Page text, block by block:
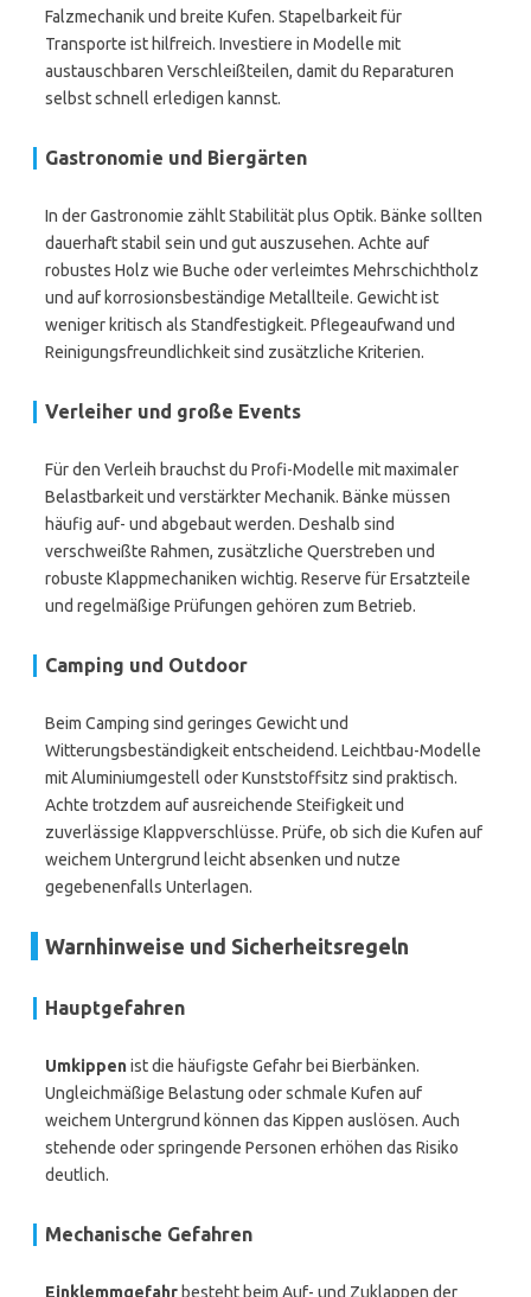
Falzmechanik und breite Kufen. Stapelbarkeit für
Transporte ist hilfreich. Investiere in Modelle mit
austauschbaren Verschleißteilen, damit du Reparaturen
selbst schnell erledigen kannst.
Gastronomie und Biergärten
In der Gastronomie zählt Stabilität plus Optik. Bänke sollten
dauerhaft stabil sein und gut auszusehen. Achte auf
robustes Holz wie Buche oder verleimtes Mehrschichtholz
und auf korrosionsbeständige Metallteile. Gewicht ist
weniger kritisch als Standfestigkeit. Pflegeaufwand und
Reinigungsfreundlichkeit sind zusätzliche Kriterien.
Verleiher und große Events
Für den Verleih brauchst du Profi-Modelle mit maximaler
Belastbarkeit und verstärkter Mechanik. Bänke müssen
häufig auf- und abgebaut werden. Deshalb sind
verschweißte Rahmen, zusätzliche Querstreben und
robuste Klappmechaniken wichtig. Reserve für Ersatzteile
und regelmäßige Prüfungen gehören zum Betrieb.
Camping und Outdoor
Beim Camping sind geringes Gewicht und
Witterungsbeständigkeit entscheidend. Leichtbau-Modelle
mit Aluminiumgestell oder Kunststoffsitz sind praktisch.
Achte trotzdem auf ausreichende Steifigkeit und
zuverlässige Klappverschlüsse. Prüfe, ob sich die Kufen auf
weichem Untergrund leicht absenken und nutze
gegebenenfalls Unterlagen.
Warnhinweise und Sicherheitsregeln
Hauptgefahren
Umkippenist die häufigste Gefahr bei Bierbänken.
Ungleichmäßige Belastung oder schmale Kufen auf
weichem Untergrund können das Kippen auslösen. Auch
stehende oder springende Personen erhöhen das Risiko
deutlich.
Mechanische Gefahren
Einklemmgefahr besteht beim Auf- und Zuklappen der